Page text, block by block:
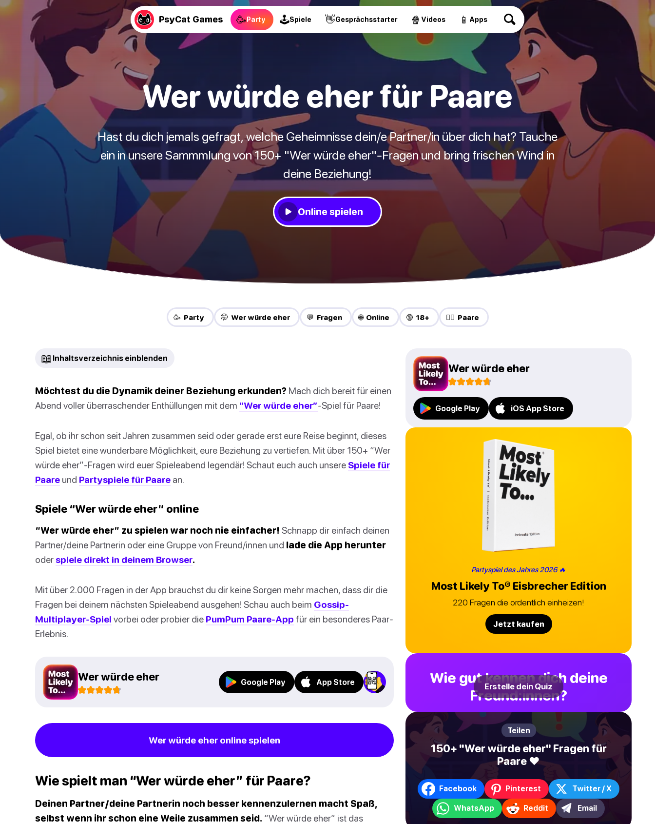
PsyCat Games 🥳Party 🕹Spiele 👋Gesprächsstarter 🍿 Videos 📱 Apps
Wer würde eher für Paare
Hast du dich jemals gefragt, welche Geheimnisse dein/e Partner/in über dich hat? Tauche
ein in unsere Sammmlung von 150+ "Wer würde eher"-Fragen und bring frischen Wind in
deine Beziehung!
Online spielen
🥳 Party 🤭 Wer würde eher 💬 Fragen 🌐 Online 🔞 18+ ❤️‍🔥 Paare
📖 Inhaltsverzeichnis einblenden
Möchtest du die Dynamik deiner Beziehung erkunden? Mach dich bereit für einen
Abend voller überraschender Enthüllungen mit dem “Wer würde eher”-Spiel für Paare!
Egal, ob ihr schon seit Jahren zusammen seid oder gerade erst eure Reise beginnt, dieses
Spiel bietet eine wunderbare Möglichkeit, eure Beziehung zu vertiefen. Mit über 150+ “Wer
würde eher”-Fragen wird euer Spieleabend legendär! Schaut euch auch unsere Spiele für
Paare und Partyspiele für Paare an.
Spiele “Wer würde eher” online
“Wer würde eher” zu spielen war noch nie einfacher! Schnapp dir einfach deinen
Partner/deine Partnerin oder eine Gruppe von Freund/innen und lade die App herunter
oder spiele direkt in deinem Browser.
Mit über 2.000 Fragen in der App brauchst du dir keine Sorgen mehr machen, dass dir die
Fragen bei deinem nächsten Spieleabend ausgehen! Schau auch beim Gossip-
Multiplayer-Spiel vorbei oder probier die PumPum Paare-App für ein besonderes Paar-
Erlebnis.
Wer würde eher Google Play App Store
Wer würde eher online spielen
Wie spielt man “Wer würde eher” für Paare?
Deinen Partner/deine Partnerin noch besser kennenzulernen macht Spaß,
selbst wenn ihr schon eine Weile zusammen seid. “Wer würde eher” ist das
Wer würde eher
Google Play iOS App Store
Partyspiel des Jahres 2026 🔥
Most Likely To® Eisbrecher Edition
220 Fragen die ordentlich einheizen!
Jetzt kaufen
Wie gut kennen dich deine
Freund:innen?
Erstelle dein Quiz
Teilen
150+ "Wer würde eher" Fragen für
Paare ❤️
Facebook Pinterest Twitter / X
WhatsApp Reddit Email